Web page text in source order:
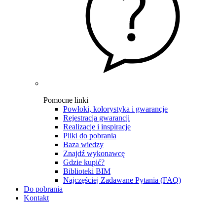
Pomocne linki
Powłoki, kolorystyka i gwarancje
Rejestracja gwarancji
Realizacje i inspiracje
Pliki do pobrania
Baza wiedzy
Znajdź wykonawcę
Gdzie kupić?
Biblioteki BIM
Najczęściej Zadawane Pytania (FAQ)
Do pobrania
Kontakt